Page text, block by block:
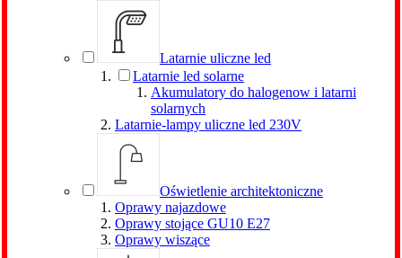
Latarnie uliczne led
Latarnie led solarne
Akumulatory do halogenow i latarni
solarnych
Latarnie-lampy uliczne led 230V
Oświetlenie architektoniczne
Oprawy najazdowe
Oprawy stojące GU10 E27
Oprawy wiszące